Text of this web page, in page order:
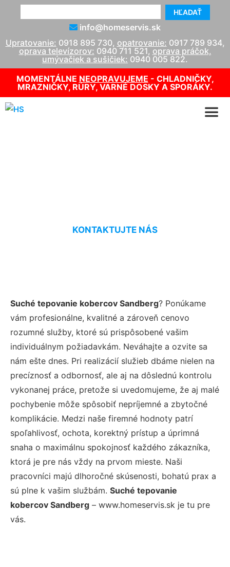
HĽADAŤ
info@homeservis.sk
Upratovanie: 0918 895 730, opatrovanie: 0917 789 934,
oprava televízorov: 0940 711 521, oprava práčok,
umývačiek a sušičiek: 0940 005 822.
MOMENTÁLNE NEOPRAVUJEME - CHLADNIČKY,
MRAZNIČKY, RÚRY, VARNÉ DOSKY A SPORÁKY.
KONTAKTUJTE NÁS
Suché tepovanie kobercov Sandberg? Ponúkame
vám profesionálne, kvalitné a zároveň cenovo
rozumné služby, ktoré sú prispôsobené vašim
individuálnym požiadavkám. Neváhajte a ozvite sa
nám ešte dnes. Pri realizácií služieb dbáme nielen na
precíznosť a odbornosť, ale aj na dôslednú kontrolu
vykonanej práce, pretože si uvedomujeme, že aj malé
pochybenie môže spôsobiť nepríjemné a zbytočné
komplikácie. Medzi naše firemné hodnoty patrí
spoľahlivosť, ochota, korektný prístup a úprimná
snaha o maximálnu spokojnosť každého zákazníka,
ktorá je pre nás vždy na prvom mieste. Naši
pracovníci majú dlhoročné skúsenosti, bohatú prax a
sú plne k vašim službám. Suché tepovanie
kobercov Sandberg – www.homeservis.sk je tu pre
vás.